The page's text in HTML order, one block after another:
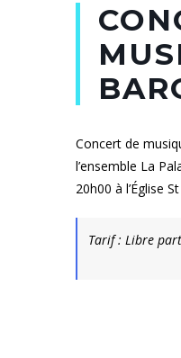
Concert de
l’ensemble La
20h00 à l’Église
Tarif : Libre